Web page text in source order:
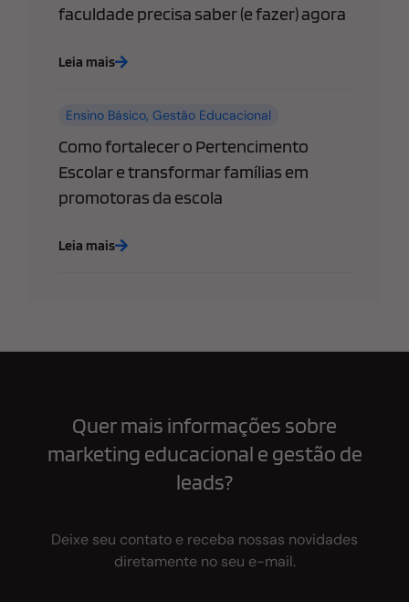
faculdade precisa saber (e fazer) agora
Leia mais
Ensino Básico,Gestão Educacional
Como fortalecer o Pertencimento
Escolar e transformar famílias em
promotoras da escola
Leia mais
Quer mais informações sobre
marketing educacional e gestão de
leads?
Deixe seu contato e receba nossas novidades
diretamente no seu e-mail.